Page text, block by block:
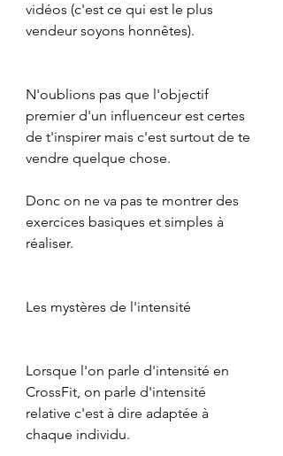
vidéos (c'est ce qui est le plus
vendeur soyons honnêtes).
N'oublions pas que l'objectif
premier d'un influenceur est certes
de t'inspirer mais c'est surtout de te
vendre quelque chose.
Donc on ne va pas te montrer des
exercices basiques et simples à
réaliser.
Les mystères de l'intensité
Lorsque l'on parle d'intensité en
CrossFit, on parle d'intensité
relative c'est à dire adaptée à
chaque individu.